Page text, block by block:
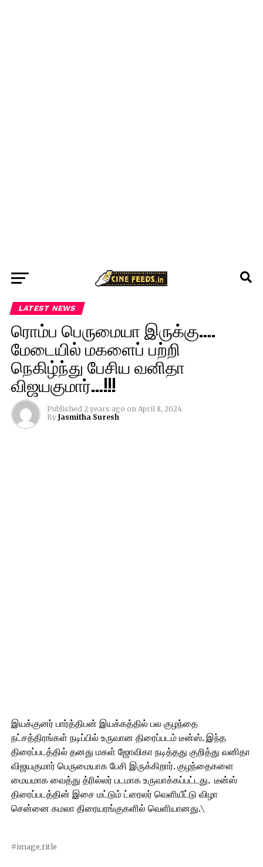
LATEST NEWS
ரொம்ப பெருமையா இருக்கு….
மேடையில் மகளைப் பற்றி
நெகிழ்ந்து பேசிய வனிதா
விஜயகுமார்…!!!
Published 2 years ago on April 8, 2024
By Jasmitha Suresh
இயக்குனர் பார்த்திபன் இயக்கத்தில் பல குழந்தை
நட்சத்திரங்கள் நடிப்பில் உருவான திரைப்படம் டீன்ஸ். இந்த
திரைப்படத்தில் தனது மகள் ஜோவிகா நடித்தது குறித்து வனிதா
விஜயகுமார் பெருமையாக பேசி இருக்கிறார். குழந்தைகளை
மையமாக வைத்து த்ரில்லர் படமாக உருவாக்கப்பட்டது. டீன்ஸ்
திரைப்படத்தின் இசை மட்டும் ட்ரைலர் வெளியீட்டு விழா
சென்னை கமலா திரையரங்குகளில் வெளியானது.\
#image_title